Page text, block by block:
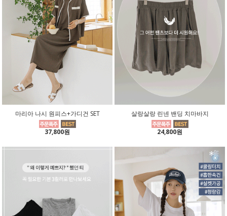
마리아 나시 원피스+가디건 SET
37,800원
살랑살랑 린넨 밴딩 치마바지
24,800원